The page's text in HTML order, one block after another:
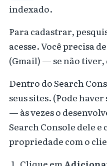
indexado.
Para cadastrar,
acesse. Você precisa
(Gmail) — se não
Dentro do Search
seus sites. (Pode
— às vezes o
Search Console dele
propriedade com o